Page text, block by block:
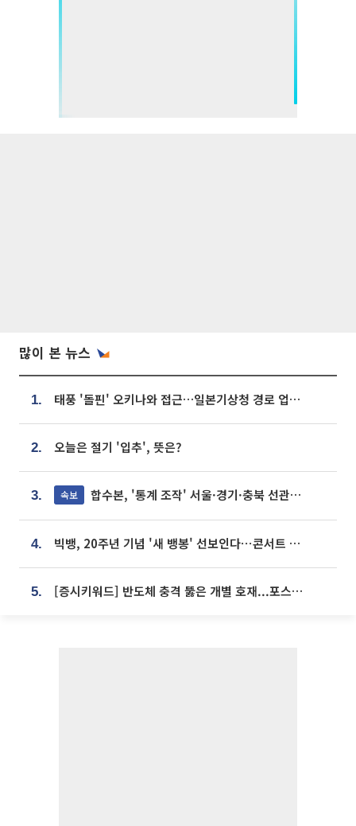
많이 본 뉴스
1. 태풍 '돌핀' 오키나와 접근…일본기상청 경로 업데이트
2. 오늘은 절기 '입추', 뜻은?
3. 속보 합수본, '통계 조작' 서울·경기·충북 선관위 등 추가 압수수색
4. 빅뱅, 20주년 기념 '새 뱅봉' 선보인다⋯콘서트 앞두고 팝업 개최
5. [증시키워드] 반도체 충격 뚫은 개별 호재...포스코퓨처엠·에코프로·한화솔루션 '눈길'